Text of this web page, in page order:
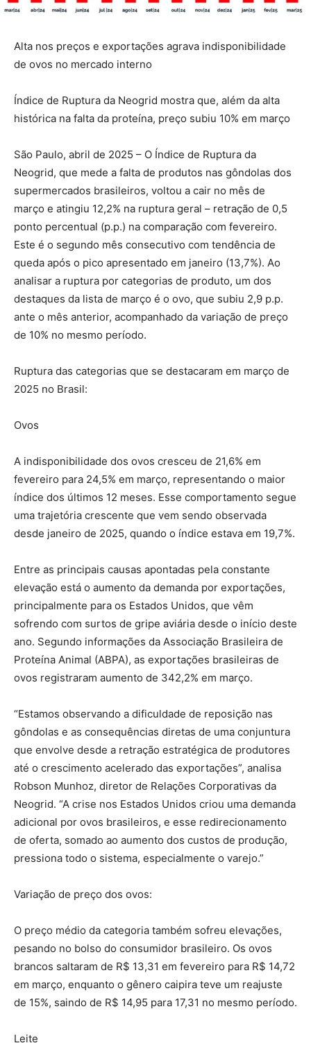
Alta nos preços e exportações agrava indisponibilidade
de ovos no mercado interno
Índice de Ruptura da Neogrid mostra que, além da alta
histórica na falta da proteína, preço subiu 10% em março
São Paulo, abril de 2025 – O Índice de Ruptura da
Neogrid, que mede a falta de produtos nas gôndolas dos
supermercados brasileiros, voltou a cair no mês de
março e atingiu 12,2% na ruptura geral – retração de 0,5
ponto percentual (p.p.) na comparação com fevereiro.
Este é o segundo mês consecutivo com tendência de
queda após o pico apresentado em janeiro (13,7%). Ao
analisar a ruptura por categorias de produto, um dos
destaques da lista de março é o ovo, que subiu 2,9 p.p.
ante o mês anterior, acompanhado da variação de preço
de 10% no mesmo período.
Ruptura das categorias que se destacaram em março de
2025 no Brasil:
Ovos
A indisponibilidade dos ovos cresceu de 21,6% em
fevereiro para 24,5% em março, representando o maior
índice dos últimos 12 meses. Esse comportamento segue
uma trajetória crescente que vem sendo observada
desde janeiro de 2025, quando o índice estava em 19,7%.
Entre as principais causas apontadas pela constante
elevação está o aumento da demanda por exportações,
principalmente para os Estados Unidos, que vêm
sofrendo com surtos de gripe aviária desde o início deste
ano. Segundo informações da Associação Brasileira de
Proteína Animal (ABPA), as exportações brasileiras de
ovos registraram aumento de 342,2% em março.
“Estamos observando a dificuldade de reposição nas
gôndolas e as consequências diretas de uma conjuntura
que envolve desde a retração estratégica de produtores
até o crescimento acelerado das exportações”, analisa
Robson Munhoz, diretor de Relações Corporativas da
Neogrid. “A crise nos Estados Unidos criou uma demanda
adicional por ovos brasileiros, e esse redirecionamento
de oferta, somado ao aumento dos custos de produção,
pressiona todo o sistema, especialmente o varejo.”
Variação de preço dos ovos:
O preço médio da categoria também sofreu elevações,
pesando no bolso do consumidor brasileiro. Os ovos
brancos saltaram de R$ 13,31 em fevereiro para R$ 14,72
em março, enquanto o gênero caipira teve um reajuste
de 15%, saindo de R$ 14,95 para 17,31 no mesmo período.
Leite